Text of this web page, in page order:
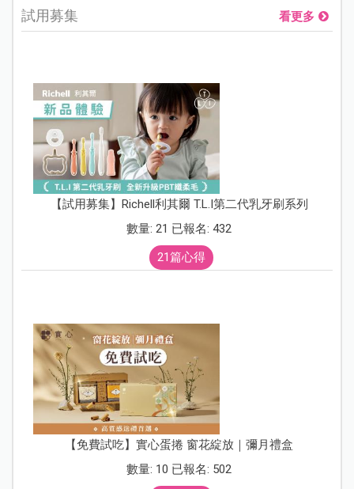
試用募集 看更多
【試用募集】Richell利其爾 T.L.I第二代乳牙刷系列
數量: 21 已報名: 432
21篇心得
【免費試吃】實心蛋捲 窗花綻放｜彌月禮盒
數量: 10 已報名: 502